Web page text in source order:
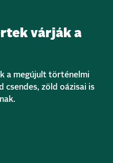
várják a
a megújult történelmi
csendes, zöld oázisai is